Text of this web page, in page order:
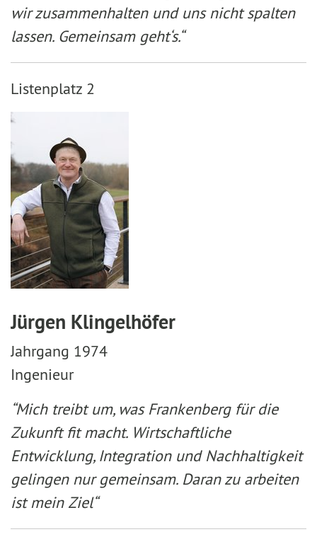
wir zusammenhalten und uns nicht spalten
lassen. Gemeinsam geht‘s.“
Listenplatz 2
Jürgen Klingelhöfer
Jahrgang 1974
Ingenieur
“Mich treibt um, was Frankenberg für die
Zukunft fit macht. Wirtschaftliche
Entwicklung, Integration und Nachhaltigkeit
gelingen nur gemeinsam. Daran zu arbeiten
ist mein Ziel“